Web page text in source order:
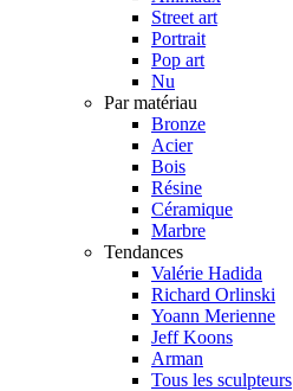
Street art
Portrait
Pop art
Nu
Par matériau
Bronze
Acier
Bois
Résine
Céramique
Marbre
Tendances
Valérie Hadida
Richard Orlinski
Yoann Merienne
Jeff Koons
Arman
Tous les sculpteurs